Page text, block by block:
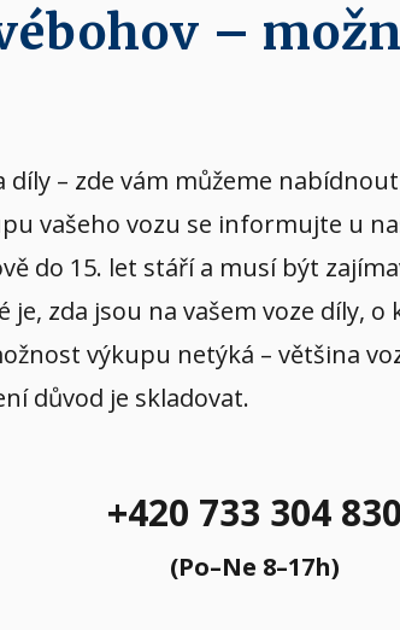
–
– zde vám můžeme
vašeho vozu se informujte u
do 15. let stáří a musí být
je, zda jsou na vašem voze díly,
výkupu netýká – většina
důvod je skladovat.
+420 733 304 830
(Po–Ne 8–17h)